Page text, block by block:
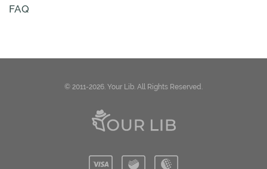
FAQ
© 2011-2026. Your Lib. All Rights Reserved.